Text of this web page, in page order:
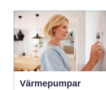
Värmepumpar